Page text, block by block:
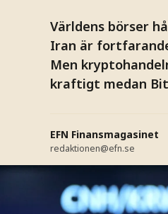
Världens börser
Iran är
Men
kraftigt medan
EFN Finansmagasinet
redaktionen@efn.se